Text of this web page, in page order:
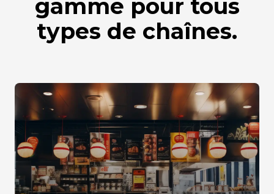
Comb spatula
XUC167
SPEED.Basket MEDIUM
TG127
gamme pour tous
types de chaînes.